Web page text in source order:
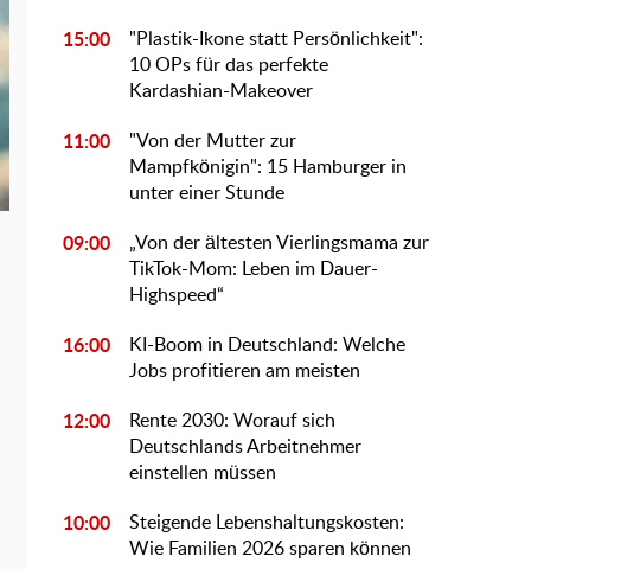
15:00
"Plastik-Ikone statt Persönlichkeit":
10 OPs für das perfekte
Kardashian-Makeover
11:00
"Von der Mutter zur
Mampfkönigin": 15 Hamburger in
unter einer Stunde
09:00
„Von der ältesten Vierlingsmama zur
TikTok-Mom: Leben im Dauer-
Highspeed“
16:00
KI-Boom in Deutschland: Welche
Jobs profitieren am meisten
12:00
Rente 2030: Worauf sich
Deutschlands Arbeitnehmer
einstellen müssen
10:00
Steigende Lebenshaltungskosten:
Wie Familien 2026 sparen können